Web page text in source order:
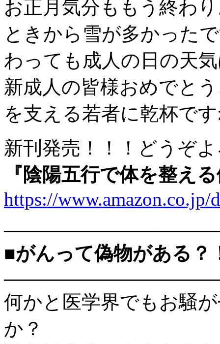
お正月気分ももう終わ
ときから雪が多かった
わっても成人の日の天
新成人の皆様おめでと
を支える若者に乾杯で
新刊発売！！！どうぞ
『陰陽五行で体を整え
https://
■がんって偽物がある？
何かと医学界でもお騒
か？